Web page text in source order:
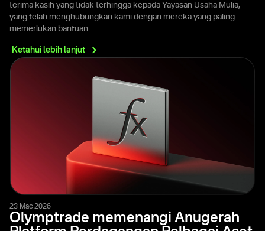
terima kasih yang tidak terhingga kepada Yayasan Usaha Mulia,
yang telah menghubungkan kami dengan mereka yang paling
memerlukan bantuan.
Ketahui lebih lanjut
23 Mac 2026
Olymptrade memenangi Anugerah